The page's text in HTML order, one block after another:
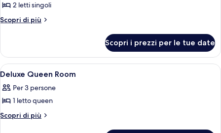
foto
per
Room
2 letti singoli
Scopri di più
Altri
Twin
Room
Scopri i prezzi per le tue date
Apri
tutte
le
foto
per
Biancheria da letto di alta qualità,
7
Deluxe Queen Room
Per 3 persone
1 letto queen
Scopri di più
Altri